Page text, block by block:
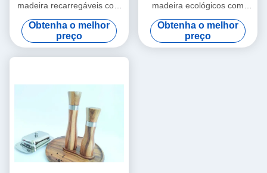
madeira recarregáveis com
tamanho / forma ajustável
Obtenha o melhor
preço
madeira ecológicos com
preenchimento
personalizável
Obtenha o melhor
preço